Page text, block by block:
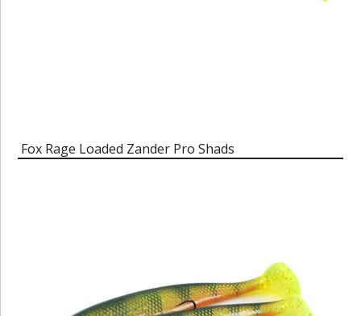
Fox Rage Loaded Zander Pro Shads